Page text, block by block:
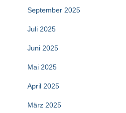
September 2025
Juli 2025
Juni 2025
Mai 2025
April 2025
März 2025